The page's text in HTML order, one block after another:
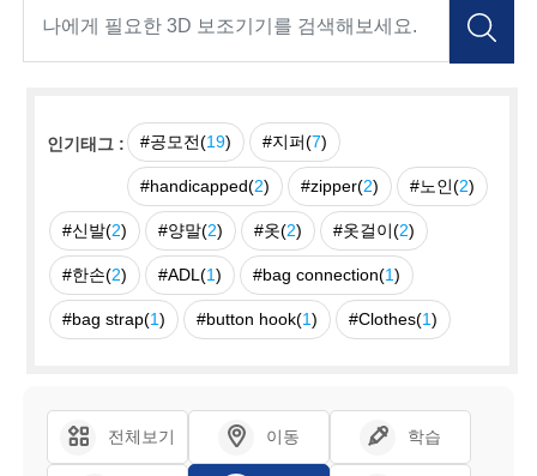
인기태그 : #공모전(19) #지퍼(7)
#handicapped(2) #zipper(2) #노인(2)
#신발(2) #양말(2) #옷(2) #옷걸이(2)
#한손(2) #ADL(1) #bag connection(1)
#bag strap(1) #button hook(1) #Clothes(1)
전체보기 이동 학습